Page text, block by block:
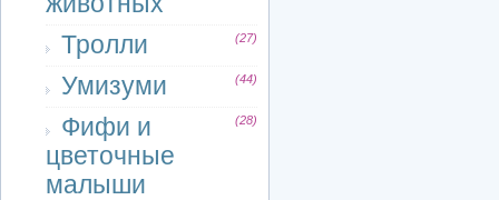
Тролли (27)
Умизуми (44)
Фифи и
цветочные
малыши
(28)